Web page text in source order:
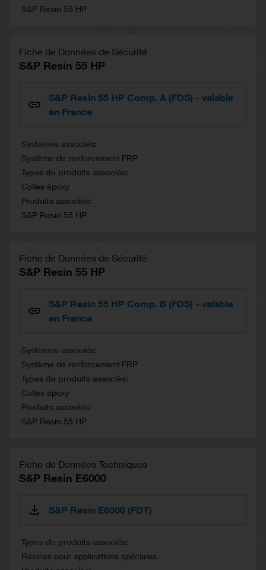
S&P Resin 55 HP
Fiche de Données de Sécurité
S&P Resin 55 HP
S&P Resin 55 HP Comp. A (FDS) - valable
en France
Systèmes associés
Système de renforcement FRP
Types de produits associés
Colles époxy
Produits associés
S&P Resin 55 HP
Fiche de Données de Sécurité
S&P Resin 55 HP
S&P Resin 55 HP Comp. B (FDS) - valable
en France
Systèmes associés
Système de renforcement FRP
Types de produits associés
Colles époxy
Produits associés
S&P Resin 55 HP
Fiche de Données Techniques
S&P Resin E6000
S&P Resin E6000 (FDT)
Types de produits associés
Résines pour applications spéciales